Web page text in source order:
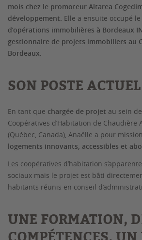
mois chez le promoteur Altarea
développement. Elle a ensuite occupé
d’opérations immobilières à Bordeaux
gestionnaire de projets immobiliers au
Bordeaux.
SON POSTE ACTUEL
En tant que chargée de projet au sein
Coopératives d’Habitation de Chaudière
(Québec, Canada), Anaëlle a pour
logements innovants, accessibles et
Les coopératives d’habitation
sociaux mais le projet est bâti
habitants réunis en conseil
UNE FORMATION,